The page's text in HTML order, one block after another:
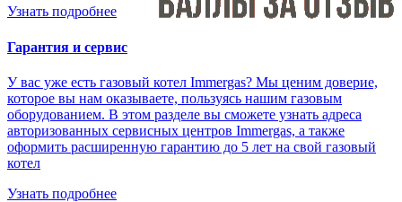
Узнать подробнее
Гарантия и сервис
У вас уже есть газовый котел Immergas? Мы ценим доверие,
которое вы нам оказываете, пользуясь нашим газовым
оборудованием. В этом разделе вы сможете узнать адреса
авторизованных сервисных центров Immergas, а также
оформить расширенную гарантию до 5 лет на свой газовый
котел
Узнать подробнее